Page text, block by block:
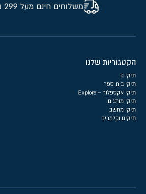
משלוחים חינם מעל 299 ₪
הקטגוריות שלנו
תיקי גן
תיקי בית ספר
תיקי אקספלור – Explore
תיקי מותגים
תיקי מחשב
תיקים וקלמרים